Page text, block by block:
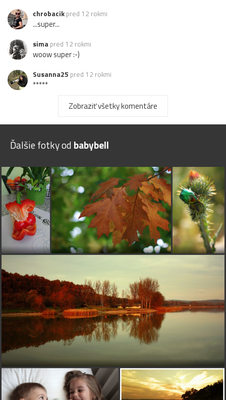
chrobacik pred 12 rokmi
...super...
sima pred 12 rokmi
woow super :-)
Susanna25 pred 12 rokmi
*****
pred 12 rokmi
riadny je.... mne sa viac mraky páčia keď sú v čb... :-)
C Chainepred 12 rokmi
riadny mrak... :)
vojtoPNpred 12 rokmi
ťažké mraky
Echinocactuspred 12 rokmi
+
Copatypred 12 rokmi
konvalinkapred 12 rokmi
:-) ★★★★★
Zobraziť všetky komentáre
Ďalšie fotky od babybell